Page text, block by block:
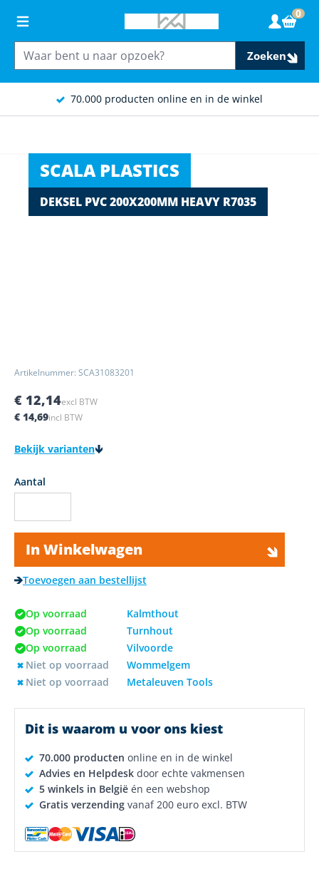
70.000 producten online en in de winkel
Zoeken
0
SCALA PLASTICS
DEKSEL PVC 200X200MM HEAVY R7035
Artikelnummer: SCA31083201
€ 12,14excl BTW
€ 14,69incl BTW
Bekijk varianten
Aantal
In Winkelwagen
Toevoegen aan bestellijst
Op voorraad
Kalmthout
Op voorraad
Turnhout
Op voorraad
Vilvoorde
Niet op voorraad
Wommelgem
Niet op voorraad
Metaleuven Tools
Dit is waarom u voor ons kiest
70.000 producten online en in de winkel
Advies en Helpdesk door echte vakmensen
5 winkels in België én een webshop
Gratis verzending vanaf 200 euro excl. BTW